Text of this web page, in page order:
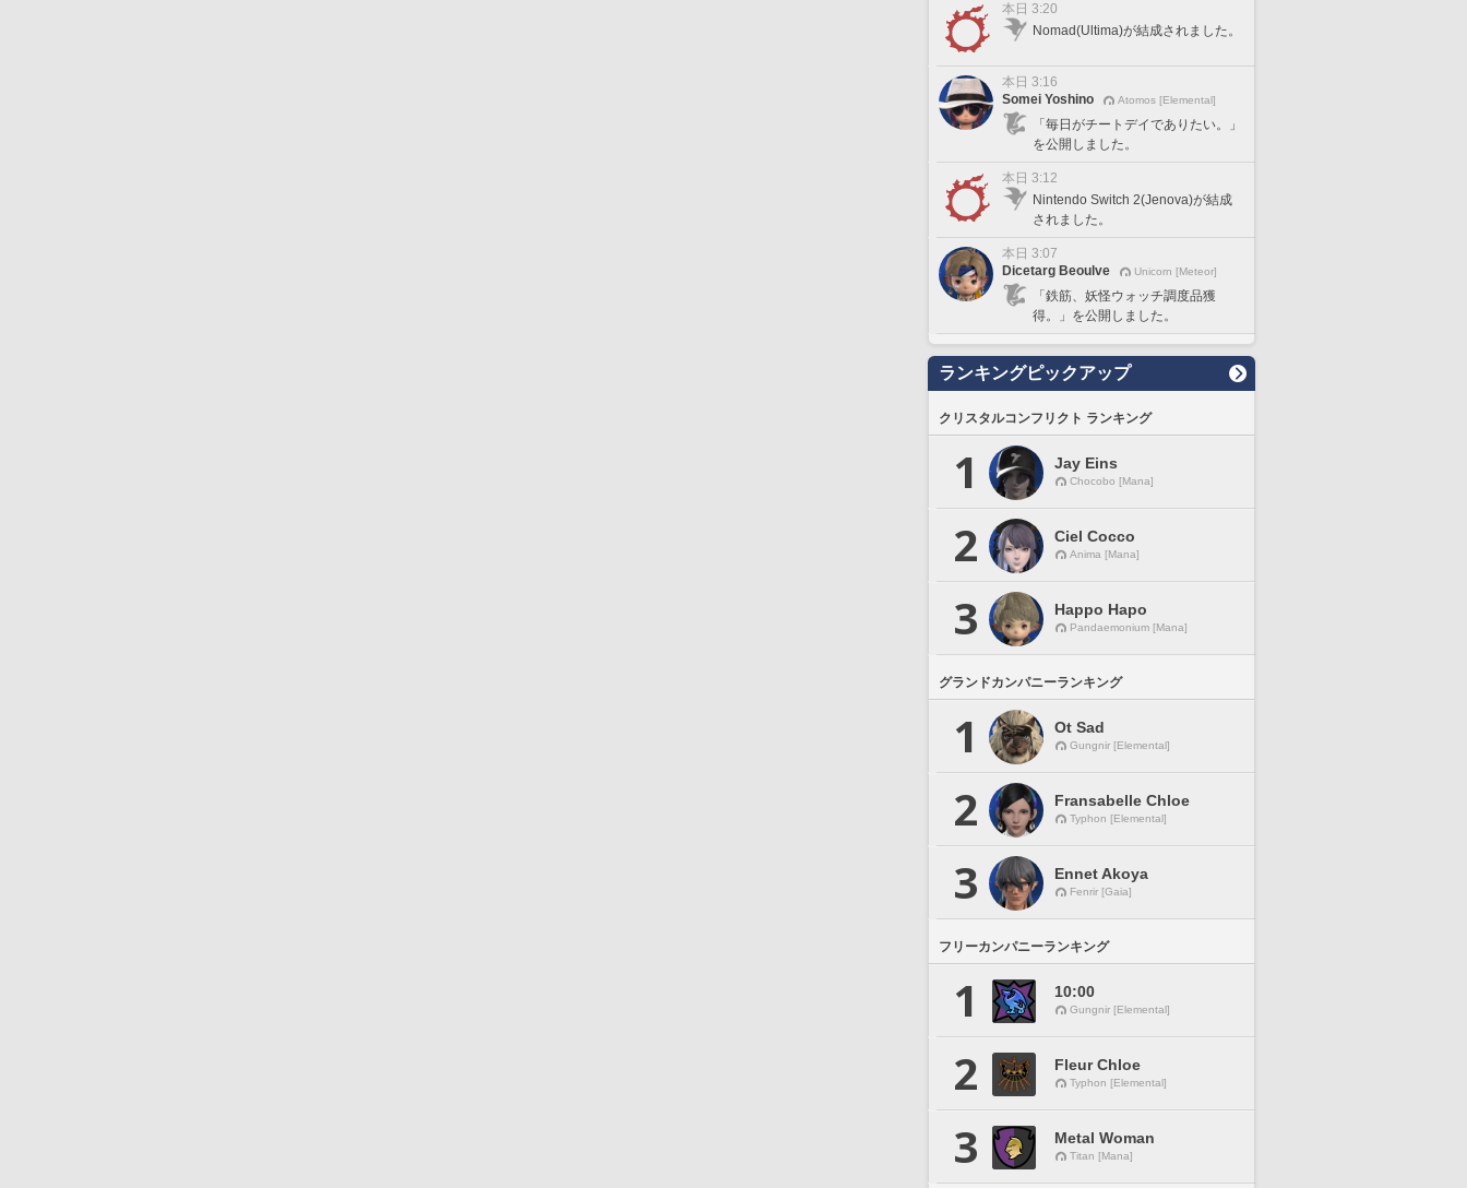
本日 3:20
Nomad(Ultima)が結成されました。
本日 3:16
Somei Yoshino
Atomos [Elemental]
「毎日がチートデイでありたい。」
を公開しました。
本日 3:12
Nintendo Switch 2(Jenova)が結成
されました。
本日 3:07
Dicetarg Beoulve
Unicorn [Meteor]
「鉄筋、妖怪ウォッチ調度品獲
得。」を公開しました。
ランキングピックアップ
クリスタルコンフリクト ランキング
1 Jay Eins
Chocobo [Mana]
2 Ciel Cocco
Anima [Mana]
3 Happo Hapo
Pandaemonium [Mana]
グランドカンパニーランキング
1 Ot Sad
Gungnir [Elemental]
2 Fransabelle Chloe
Typhon [Elemental]
3 Ennet Akoya
Fenrir [Gaia]
フリーカンパニーランキング
1 10:00
Gungnir [Elemental]
2 Fleur Chloe
Typhon [Elemental]
3 Metal Woman
Titan [Mana]